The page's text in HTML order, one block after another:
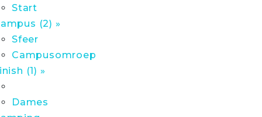
Start
(2) »
Sfeer
Campusomroep
(1) »
Dames